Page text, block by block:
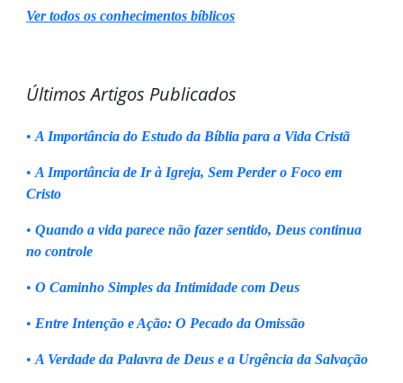
Ver todos os conhecimentos bíblicos
Últimos Artigos Publicados
• A Importância do Estudo da Bíblia para a Vida Cristã
• A Importância de Ir à Igreja, Sem Perder o Foco em
Cristo
• Quando a vida parece não fazer sentido, Deus continua
no controle
• O Caminho Simples da Intimidade com Deus
• Entre Intenção e Ação: O Pecado da Omissão
• A Verdade da Palavra de Deus e a Urgência da Salvação